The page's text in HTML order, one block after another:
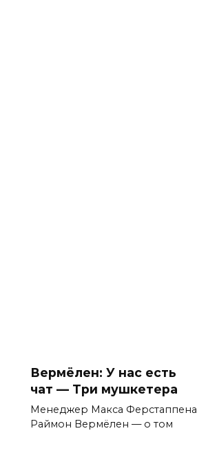
Вермёлен: У нас есть
чат — Три мушкетера
Менеджер Макса Ферстаппена
Раймон Вермёлен — о том